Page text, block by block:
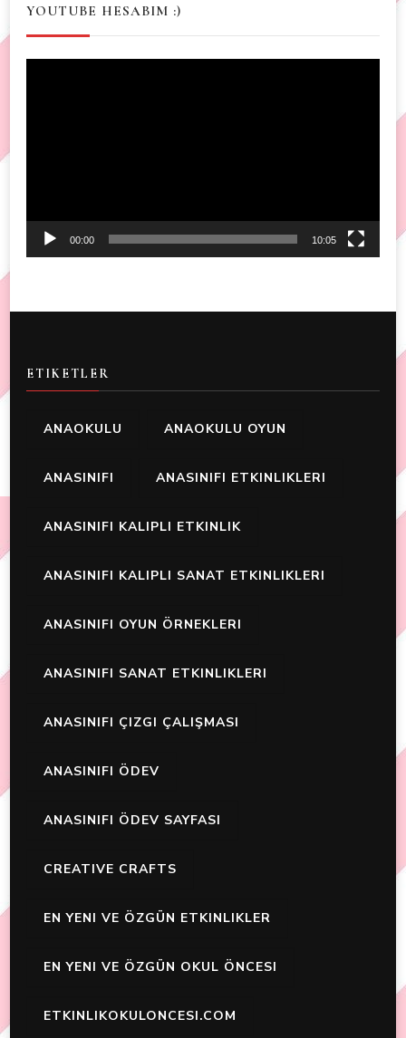
YOUTUBE HESABIM :)
00:00 10:05
ETIKETLER
ANAOKULU ANAOKULU OYUN
ANASINIFI ANASINIFI ETKINLIKLERI
ANASINIFI KALIPLI ETKINLIK
ANASINIFI KALIPLI SANAT ETKINLIKLERI
ANASINIFI OYUN ÖRNEKLERI
ANASINIFI SANAT ETKINLIKLERI
ANASINIFI ÇIZGI ÇALIŞMASI
ANASINIFI ÖDEV
ANASINIFI ÖDEV SAYFASI
CREATIVE CRAFTS
EN YENI VE ÖZGÜN ETKINLIKLER
EN YENI VE ÖZGÜN OKUL ÖNCESI
ETKINLIKOKULONCESI.COM